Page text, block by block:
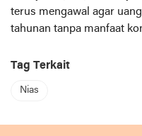
terus mengawal agar
tahunan tanpa manfaat
Tag Terkait
Nias